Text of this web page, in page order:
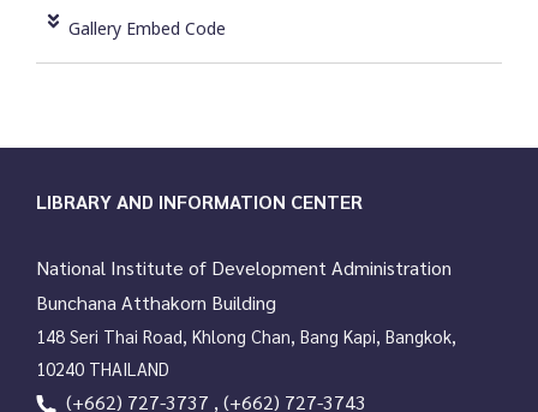
Gallery Embed Code
LIBRARY AND INFORMATION CENTER
National Institute of Development Administration
Bunchana Atthakorn Building
148 Seri Thai Road, Khlong Chan, Bang Kapi, Bangkok,
10240 THAILAND
(+662) 727-3737 , (+662) 727-3743